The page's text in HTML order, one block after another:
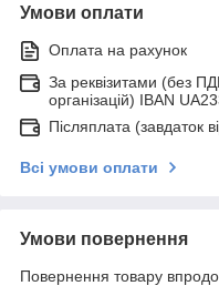
Умови оплати
Оплата на рахунок
За реквізитами (без
організацій) IBAN
Післяплата (завдаток
Всі умови оплати
Умови повернення
Повернення товару